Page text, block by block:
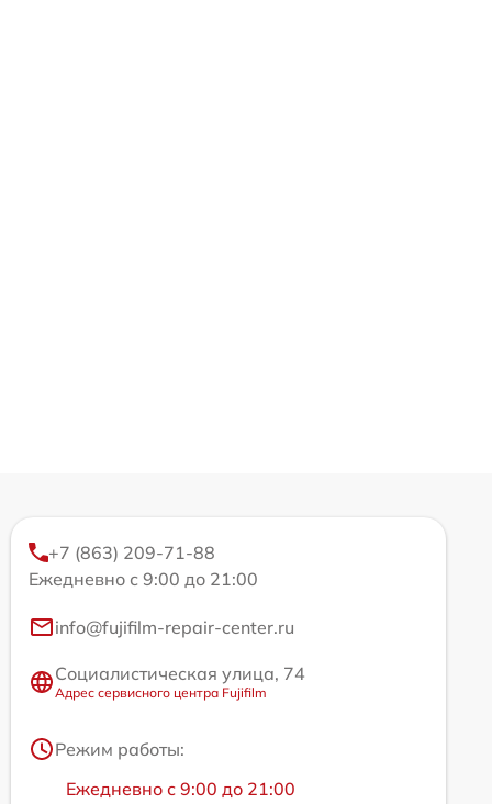
+7 (863) 209-71-88
Ежедневно с 9:00 до 21:00
info@fujifilm-repair-center.ru
Социалистическая улица, 74
Адрес сервисного центра Fujifilm
Режим работы:
Ежедневно с 9:00 до 21:00